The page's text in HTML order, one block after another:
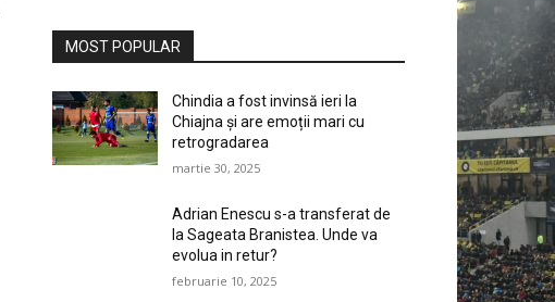
MOST POPULAR
Chindia a fost invinsă ieri la
Chiajna și are emoții mari cu
retrogradarea
martie 30, 2025
Adrian Enescu s-a transferat de
la Sageata Branistea. Unde va
evolua in retur?
februarie 10, 2025